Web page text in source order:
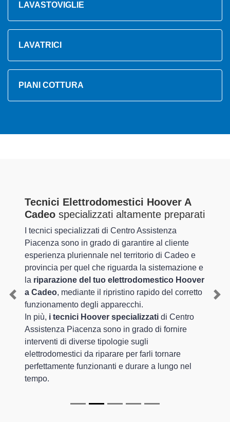
LAVASTOVIGLIE
LAVATRICI
PIANI COTTURA
Tecnici Elettrodomestici Hoover A
Cadeo specializzati altamente preparati
I tecnici specializzati di Centro Assistenza
Piacenza sono in grado di garantire al cliente
esperienza pluriennale nel territorio di Cadeo e
provincia per quel che riguarda la sistemazione e
la riparazione del tuo elettrodomestico Hoover
a Cadeo, mediante il ripristino rapido del corretto
funzionamento degli apparecchi.
In più, i tecnici Hoover specializzati di Centro
Assistenza Piacenza sono in grado di fornire
interventi di diverse tipologie sugli
elettrodomestici da riparare per farli tornare
perfettamente funzionanti e durare a lungo nel
tempo.
Previous